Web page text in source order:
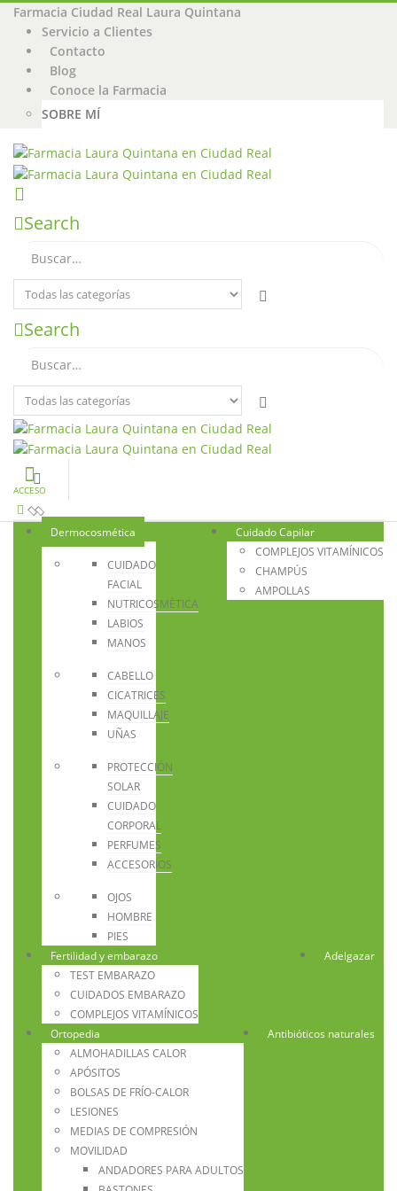
Farmacia Ciudad Real Laura Quintana
Servicio a Clientes
Contacto
Blog
Conoce la Farmacia
SOBRE MÍ
Search
Search
ACCESO
Dermocosmética
CUIDADO
FACIAL
NUTRICOSMÉTICA
LABIOS
MANOS
CABELLO
CICATRICES
MAQUILLAJE
UÑAS
PROTECCIÓN
SOLAR
CUIDADO
CORPORAL
PERFUMES
ACCESORIOS
OJOS
HOMBRE
PIES
Cuidado Capilar
COMPLEJOS VITAMÍNICOS
CHAMPÚS
AMPOLLAS
Fertilidad y embarazo
TEST EMBARAZO
CUIDADOS EMBARAZO
COMPLEJOS VITAMÍNICOS
Adelgazar
Ortopedia
ALMOHADILLAS CALOR
APÓSITOS
BOLSAS DE FRÍO-CALOR
LESIONES
MEDIAS DE COMPRESIÓN
MOVILIDAD
ANDADORES PARA ADULTOS
Antibióticos naturales